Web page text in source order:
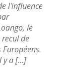
l'influence
le
de
y a [...]